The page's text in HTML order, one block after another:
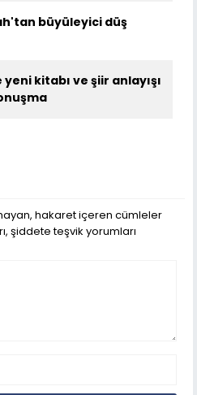
büyüleyici düş
kitabı ve şiir anlayışı
hakaret içeren cümleler
şiddete teşvik yorumları